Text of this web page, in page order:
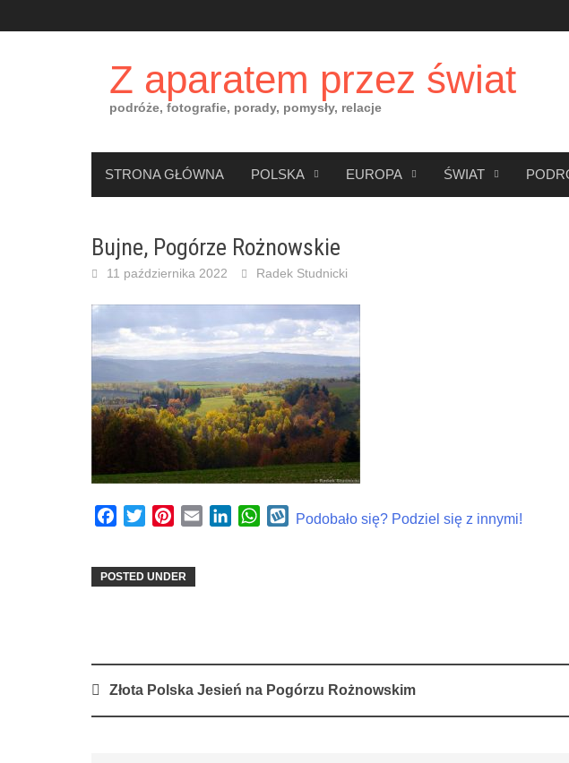
to
Z aparatem przez świat
podróże, fotografie, porady, pomysły, relacje
STRONA GŁÓWNA POLSKA EUROPA ŚWIAT
Bujne, Pogórze Rożnowskie
11 października 2022 Radek Studnicki
Facebook
TwitterPinterest
Email LinkedInWhatsApp
Wykop
Podobało się? Podziel się z innymi!
POSTED UNDER
PostZłota Polska Jesień na Pogórzu Rożnowskim